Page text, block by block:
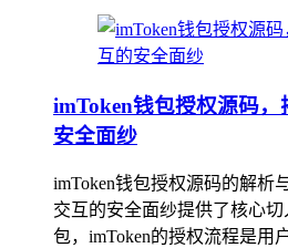
imToken钱包授权源码，
安全面纱
imToken钱包授权源码的解析
交互的安全面纱提供了核心
包，imToken的授权流程是用